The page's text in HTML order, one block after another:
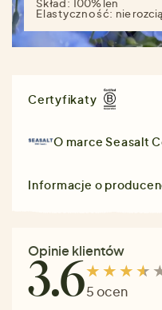
Skład:
100% len
Elastyczność: nie
Certyfikaty
O marceSeasalt
Informacje o
Opinie klientów
3.65 ocen